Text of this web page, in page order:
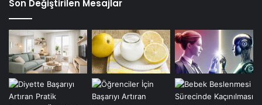
Son Değiştirilen Mesajlar